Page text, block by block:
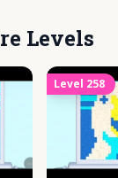
Levels
Level 258